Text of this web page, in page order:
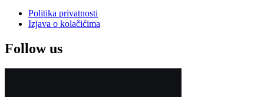
Politika privatnosti
Izjava o kolačićima
Follow us